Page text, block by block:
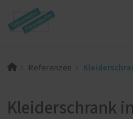
Referenzen
Kleiderschrank